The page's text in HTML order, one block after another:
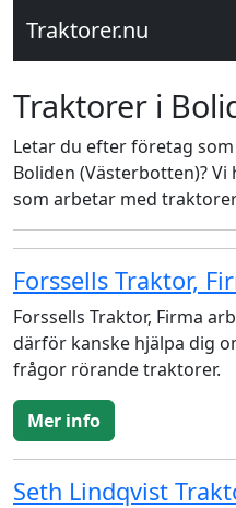
Traktorer.nu
Traktorer i
Letar du efter företag
Boliden (Västerbotten)?
som arbetar med
Forssells Traktor,
Forssells Traktor, Firma
därför kanske hjälpa dig
frågor rörande traktorer.
Mer info
Seth Lindqvist